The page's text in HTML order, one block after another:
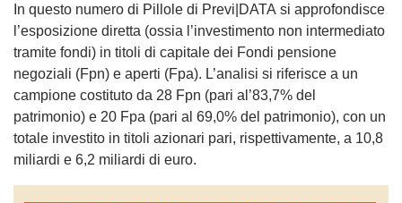
In questo numero di Pillole di Previ|DATA si approfondisce
l’esposizione diretta (ossia l’investimento non intermediato
tramite fondi) in titoli di capitale dei Fondi pensione
negoziali (Fpn) e aperti (Fpa). L’analisi si riferisce a un
campione costituto da 28 Fpn (pari al’83,7% del
patrimonio) e 20 Fpa (pari al 69,0% del patrimonio), con un
totale investito in titoli azionari pari, rispettivamente, a 10,8
miliardi e 6,2 miliardi di euro.